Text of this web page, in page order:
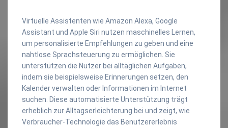
Virtuelle Assistenten wie Amazon Alexa, Google
Assistant und Apple Siri nutzen maschinelles Lernen,
um personalisierte Empfehlungen zu geben und eine
nahtlose Sprachsteuerung zu ermöglichen. Sie
unterstützen die Nutzer bei alltäglichen Aufgaben,
indem sie beispielsweise Erinnerungen setzen, den
Kalender verwalten oder Informationen im Internet
suchen. Diese automatisierte Unterstützung trägt
erheblich zur Alltagserleichterung bei und zeigt, wie
Verbraucher-Technologie das Benutzererlebnis